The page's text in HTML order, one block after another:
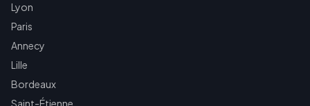
Lyon
Paris
Annecy
Lille
Bordeaux
Saint-Étienne